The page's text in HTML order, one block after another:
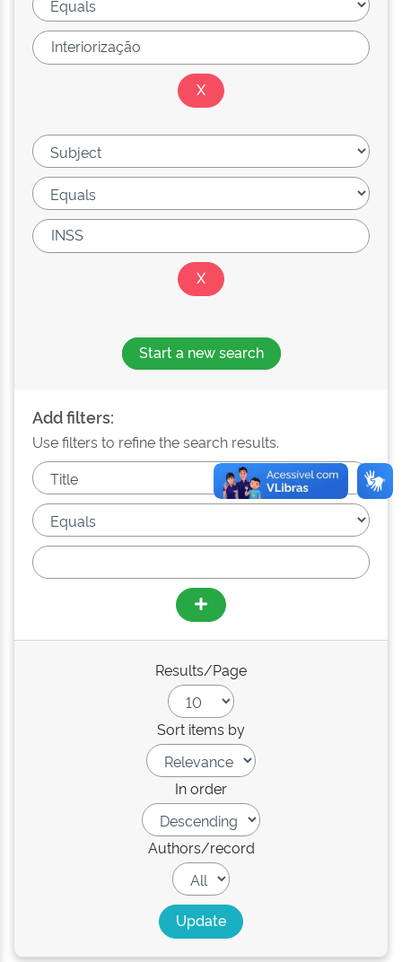
Start a new search
Add filters:
Use filters to refine the search results.
Results/Page
Sort items by
In order
Authors/record